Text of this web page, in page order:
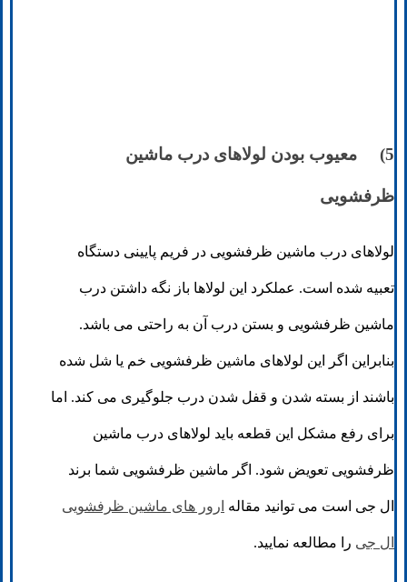
5) معیوب بودن لولاهای درب ماشین
ظرفشویی
لولاهای درب ماشین ظرفشویی در فریم پایینی دستگاه
تعبیه شده است. عملکرد این لولاها باز نگه داشتن درب
ماشین ظرفشویی و بستن درب آن به راحتی می باشد.
بنابراین اگر این لولاهای ماشین ظرفشویی خم یا شل شده
باشند از بسته شدن و قفل شدن درب جلوگیری می کند. اما
برای رفع مشکل این قطعه باید لولاهای درب ماشین
ظرفشویی تعویض شود. اگر ماشین ظرفشویی شما برند
ال جی است می توانید مقاله ارور های ماشین ظرفشویی
ال جی را مطالعه نمایید.